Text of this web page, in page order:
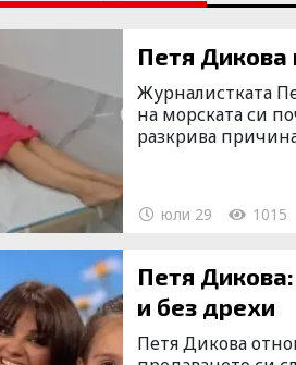
Петя Дикова
Журналистката
на морската си
разкрива
юли 29 1015
Петя
и без дрехи
Петя Дикова